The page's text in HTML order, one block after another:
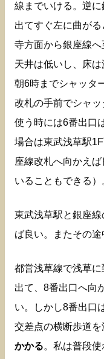
線までいける。逆
出てすぐ左に曲が
寺方面から銀座線へ
天井は低いし、床
朝6時までシャッタ
改札の手前でシャ
使う時には6番出口
場合は東武浅草駅
座線改札へ向かえ
いることもできる）
東武浅草駅と銀座
ば良い。またその途
都営浅草線で浅草
出て、8番出口へ向
い。しかし8番出口
交差点の横断歩道を
かかる。私は普段使